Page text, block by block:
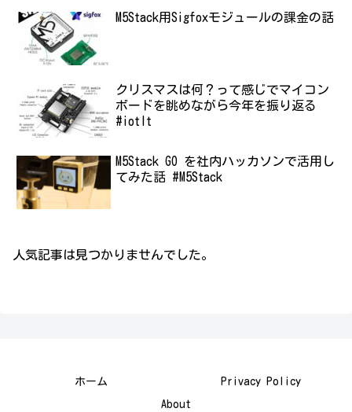
M5Stack用Sigfoxモジュールの課金の話
クリスマスは何？って感じでマイコン
ボードを眺めながら今年を振り返る
#iotlt
M5Stack GO を社内ハッカソンで活用し
てみた話 #M5Stack
人気記事は見つかりませんでした。
ホーム Privacy Policy
About